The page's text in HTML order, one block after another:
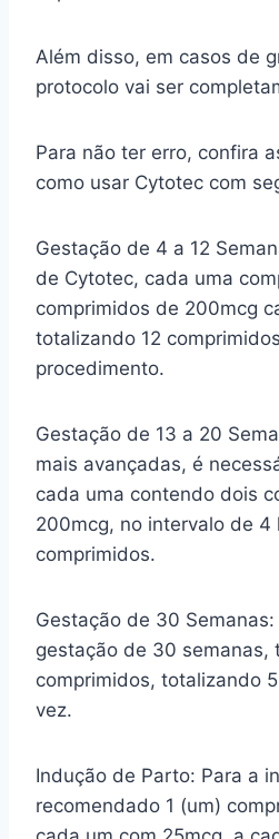
Além disso, em casos de
protocolo vai ser
Para não ter erro, confira
como usar Cytotec com
Gestação de 4 a 12
de Cytotec, cada uma
comprimidos de 200mcg
totalizando 12
procedimento.
Gestação de 13 a 20
mais avançadas, é
cada uma contendo dois
200mcg, no intervalo de
comprimidos.
Gestação de 30
gestação de 30 semanas,
comprimidos, totalizando
vez.
Indução de Parto: Para a
recomendado 1 (um)